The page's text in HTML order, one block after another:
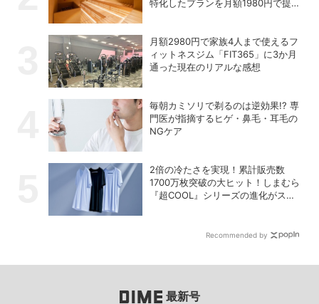
特化したプランを月額1980円で提供
月額2980円で家族4人まで使えるフ
ィットネスジム「FIT365」に3か月
通った現在のリアルな感想
毎朝カミソリで剃るのは逆効果!? 専
門医が指摘するヒゲ・鼻毛・耳毛の
NGケア
2倍の冷たさを実現！累計販売数
1700万枚突破の大ヒット！しまむら
『超COOL』シリーズの進化がスゴ
Recommended by
最新号